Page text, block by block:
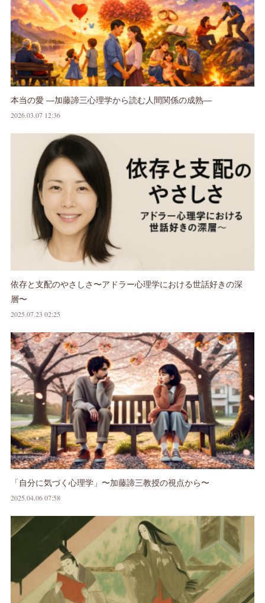
本当の愛 ―加藤諦三心理学から読む人間関係の成熟―
2026.03.07 12:36
依存と支配のやさしさ〜アドラー心理学における世話好きの深
層〜
2025.07.23 02:25
「自分に気づく心理学」〜加藤諦三教授の視点から〜
2025.04.06 07:58